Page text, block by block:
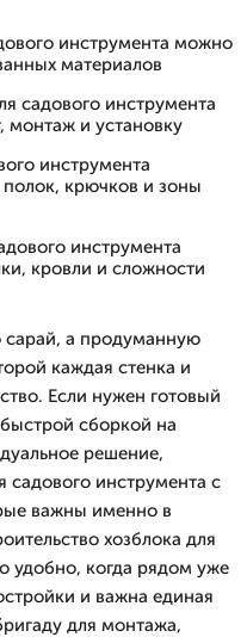
инструмента можно
материалов
садового инструмента
монтаж и установку
инструмента
полок, крючков и зоны
инструмента
кровли и сложности
сарай, а продуманную
каждая стенка и
Если нужен готовый
сборкой на
решение,
садового инструмента с
важны именно в
хозблока для
удобно, когда рядом уже
и важна единая
для монтажа,